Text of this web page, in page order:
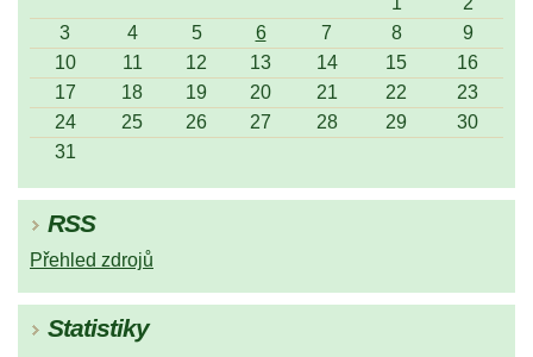
3
4 5 6 7 8
9
10
11 12 13 14 15
16
17
18 19 20 21 22
23
24
25 26 27 28 29
30
31
RSS
Přehled zdrojů
Statistiky